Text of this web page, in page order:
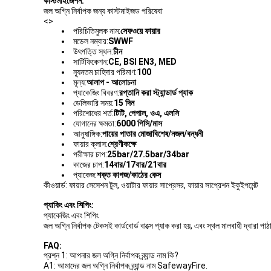
জল অগ্নি নির্বাপক জন্য কাস্টমাইজড পরিষেবা
<>
পরিচিতিমুলক নাম:সেফওয়ে ফায়ার
মডেল নম্বার:SWWF
উৎপত্তি স্থল:চীন
সার্টিফিকেশন:CE, BSI EN3, MED
ন্যূনতম চাহিদার পরিমাণ:100
মূল্য:আলাপ - আলোচনা
প্যাকেজিং বিবরণ:রপ্তানি করা স্ট্যান্ডার্ড প্যাক
ডেলিভারি সময়:15 দিন
পরিশোধের শর্ত:টিটি, পেপাল, ওএ, এলসি
যোগানের ক্ষমতা:6000 পিসি/মাস
আনুষাঙ্গিক:পায়ের পাতার মোজাবিশেষ/নজল/বন্ধনী
ফায়ার ক্লাস:শ্রেণীকক্ষে
পরীক্ষার চাপ:25bar/27.5bar/34bar
কাজের চাপ:14বার/17বার/21বার
প্যাকেজ:শক্ত কাগজ/কাঠের কেস
কীওয়ার্ড: ফায়ার সেসেশন টুল, ওয়াটার ফায়ার সাপ্রেসর, ফায়ার সাপ্রেশন ইকুইপমেন্ট
প্যাকিং এবং শিপিং:
প্যাকেজিং এবং শিপিং
জল অগ্নি নির্বাপক টেকসই কার্ডবোর্ড বাক্সে প্যাক করা হয়, এবং স্থল মালবাহী দ্বারা
FAQ:
প্রশ্ন 1: আপনার জল অগ্নি নির্বাপক ব্র্যান্ড নাম কি?
A1: আমাদের জল অগ্নি নির্বাপক ব্র্যান্ড নাম SafewayFire.